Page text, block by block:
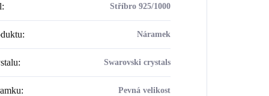
: Stříbro 925/1000
: Náramek
: Swarovski crystals
: Pevná velikost